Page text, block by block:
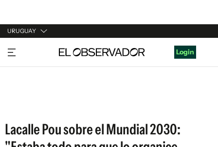
URUGUAY
URUGUAY
ARGENTINA
Login
Lacalle Pou sobre el Mundial 2030: